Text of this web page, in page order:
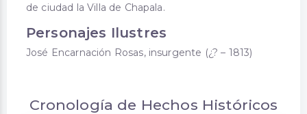
de ciudad la Villa de Chapala.
Personajes Ilustres
José Encarnación Rosas, insurgente (¿? – 1813)
Cronología de Hechos Históricos